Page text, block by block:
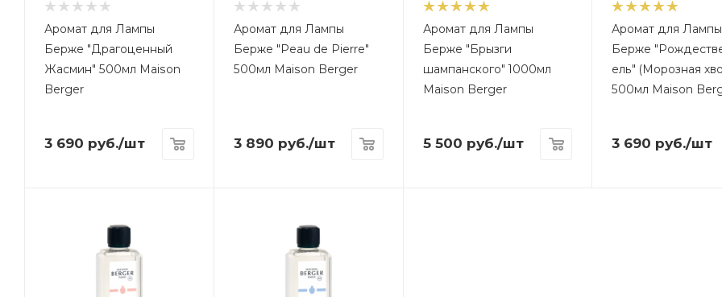
Аромат для Лампы
Берже "Драгоценный
Жасмин" 500мл Maison
Berger
3 690 руб./шт
Аромат для Лампы
Берже "Peau de Pierre"
500мл Maison Berger
3 890 руб./шт
Аромат для Лампы
Берже "Брызги
шампанского" 1000мл
Maison Berger
5 500 руб./шт
Аромат для Лампы
Берже
ель" (Морозная
500мл Maison
3 690 руб./шт